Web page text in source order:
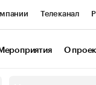
Телеканал
О